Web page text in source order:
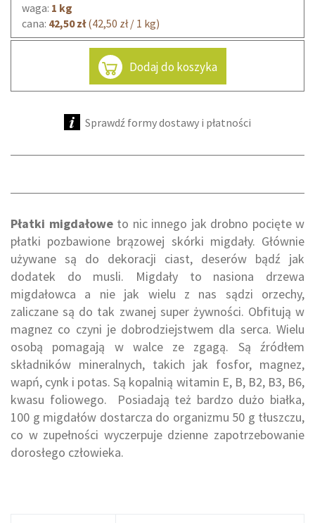
waga: 1 kg
cana: 42,50 zł(42,50 zł / 1 kg)
Dodaj do koszyka
Sprawdź formy dostawy i płatności
Płatki migdałoweto nic innego jak drobno pocięte w
płatki pozbawione brązowej skórki migdały. Głównie
używane są do dekoracji ciast, deserów bądź jak
dodatek do musli. Migdały to nasiona drzewa
migdałowca a nie jak wielu z nas sądzi orzechy,
zaliczane są do tak zwanej super żywności. Obfitują w
magnez co czyni je dobrodziejstwem dla serca. Wielu
osobą pomagają w walce ze zgagą. Są źródłem
składników mineralnych, takich jak fosfor, magnez,
wapń, cynk i potas. Są kopalnią witamin E, B, B2, B3, B6,
kwasu foliowego. Posiadają też bardzo dużo białka,
100 g migdałów dostarcza do organizmu 50 g tłuszczu,
co w zupełności wyczerpuje dzienne zapotrzebowanie
dorosłego człowieka.